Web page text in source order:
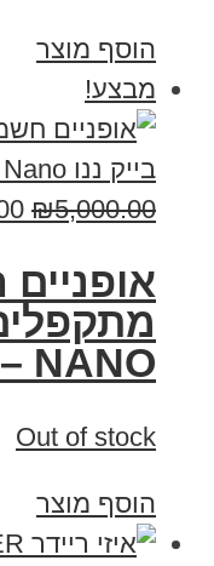
הוסף מוצר
מבצע!
₪5,000.00
NANO – קטנים במיוחד!
Out of stock
הוסף מוצר